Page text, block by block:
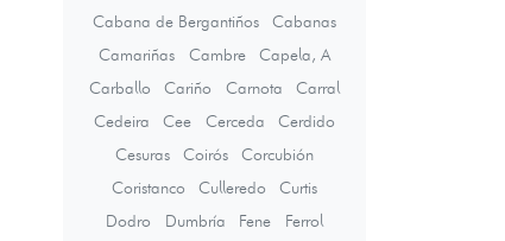
Cabana de Bergantiños
Cabanas
Camariñas
Cambre
Capela, A
Carballo
Cariño Carnota
Carral
Cedeira
Cee Cerceda
Cerdido
Cesuras
Coirós
Corcubión
Coristanco
Culleredo
Curtis
Dodro
Dumbría Fene
Ferrol